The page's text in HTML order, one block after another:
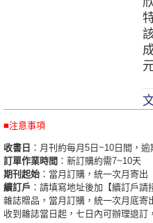
■注意事項
收書日 ：月刊約每月5日~10日間，
訂單作業時間 ：新訂購約需7~10天
期刊起始 ：當月訂購，統一次月寄
續訂戶 ：請填寫地址後加【續訂戶請
雜誌贈品，當月訂購，統一次月底寄
收到雜誌當日起，七日內可辦理退訂